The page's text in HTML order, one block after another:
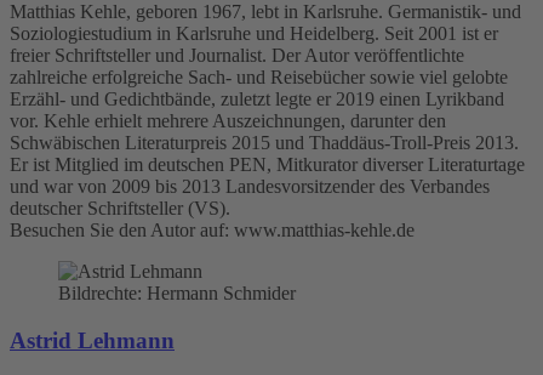
Matthias Kehle, geboren 1967, lebt in Karlsruhe. Germanistik- und
Soziologiestudium in Karlsruhe und Heidelberg. Seit 2001 ist er
freier Schriftsteller und Journalist. Der Autor veröffentlichte
zahlreiche erfolgreiche Sach- und Reisebücher sowie viel gelobte
Erzähl- und Gedichtbände, zuletzt legte er 2019 einen Lyrikband
vor. Kehle erhielt mehrere Auszeichnungen, darunter den
Schwäbischen Literaturpreis 2015 und Thaddäus-Troll-Preis 2013.
Er ist Mitglied im deutschen PEN, Mitkurator diverser Literaturtage
und war von 2009 bis 2013 Landesvorsitzender des Verbandes
deutscher Schriftsteller (VS).
Besuchen Sie den Autor auf: www.matthias-kehle.de
Bildrechte: Hermann Schmider
Astrid Lehmann